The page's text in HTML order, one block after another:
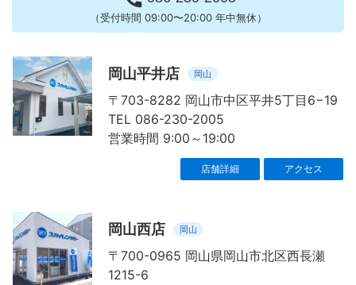
（受付時間 09:00〜20:00 年中無休）
岡山平井店 岡山
〒703-8282 岡山市中区平井5丁目6−19
TEL 086-230-2005
営業時間 9:00～19:00
店舗詳細 アクセス
岡山西店 岡山
〒700-0965 岡山県岡山市北区西長瀬
1215-6